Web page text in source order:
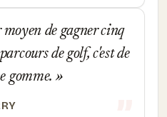
de gagner cinq
de golf, c'est de
gomme.